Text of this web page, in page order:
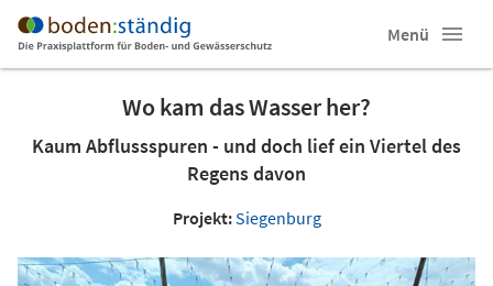
Menü
Wo kam das Wasser her?
Kaum Abflussspuren - und doch lief ein Viertel des
Regens davon
Projekt:Siegenburg